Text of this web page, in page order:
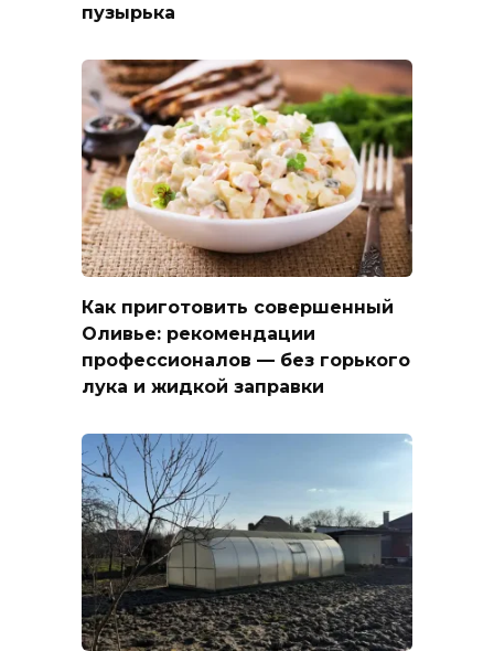
пузырька
Как приготовить совершенный
Оливье: рекомендации
профессионалов — без горького
лука и жидкой заправки